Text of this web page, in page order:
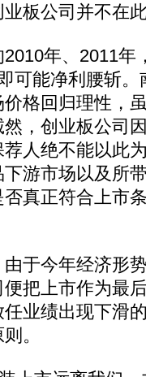
板公司并不在
年、2011年
可能净利腰斩
格回归理性，
，创业板公司
人绝不能以此
游市场以及所
真正符合上市
今年经济形
把上市作为最
业绩出现下滑
。